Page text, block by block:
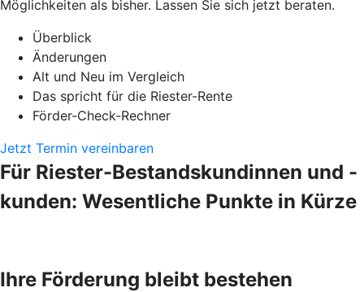
Möglichkeiten als bisher. Lassen Sie sich jetzt beraten.
Überblick
Änderungen
Alt und Neu im Vergleich
Das spricht für die Riester-Rente
Förder-Check-Rechner
Jetzt Termin vereinbaren
Für Riester-Bestandskundinnen und -
kunden: Wesentliche Punkte in Kürze
Ihre Förderung bleibt bestehen